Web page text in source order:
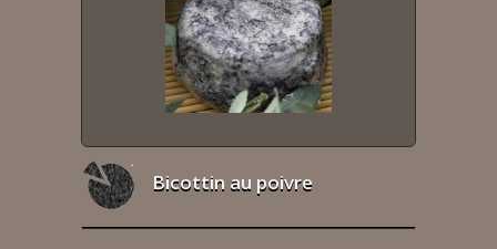
Bicottin au poivre